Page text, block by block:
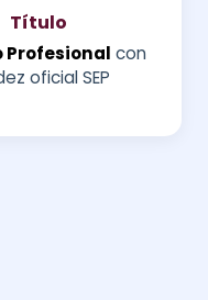
Título
Profesional con
oficial SEP